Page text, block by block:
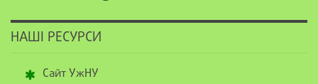
НАШІ РЕСУРСИ
Сайт УжНУ